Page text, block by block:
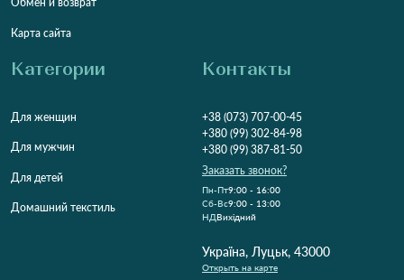
Карта сайта
Категории
Для женщин
Для мужчин
Для детей
Домашний текстиль
Контакты
+38 (073) 707-00-45
+380 (99) 302-84-98
+380 (99) 387-81-50
Заказать звонок?
Пн-Пт9:00 - 16:00
Cб-Вс9:00 - 13:00
НДВихідний
Україна, Луцьк, 43000
Открыть на карте